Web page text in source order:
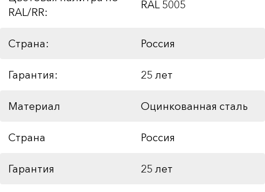
RAL/RR:
RAL 5005
Страна: Россия
Гарантия: 25 лет
Материал Оцинкованная сталь
Страна Россия
Гарантия 25 лет